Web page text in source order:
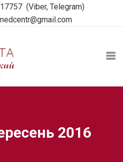
(Viber, Telegram)
2016